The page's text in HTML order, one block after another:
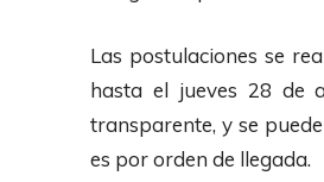
Las postulaciones se
hasta el jueves 28 de
transparente, y se
es por orden de llegada.